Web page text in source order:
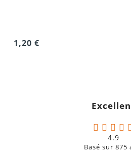
1,20 €
4.9
Basé sur 875